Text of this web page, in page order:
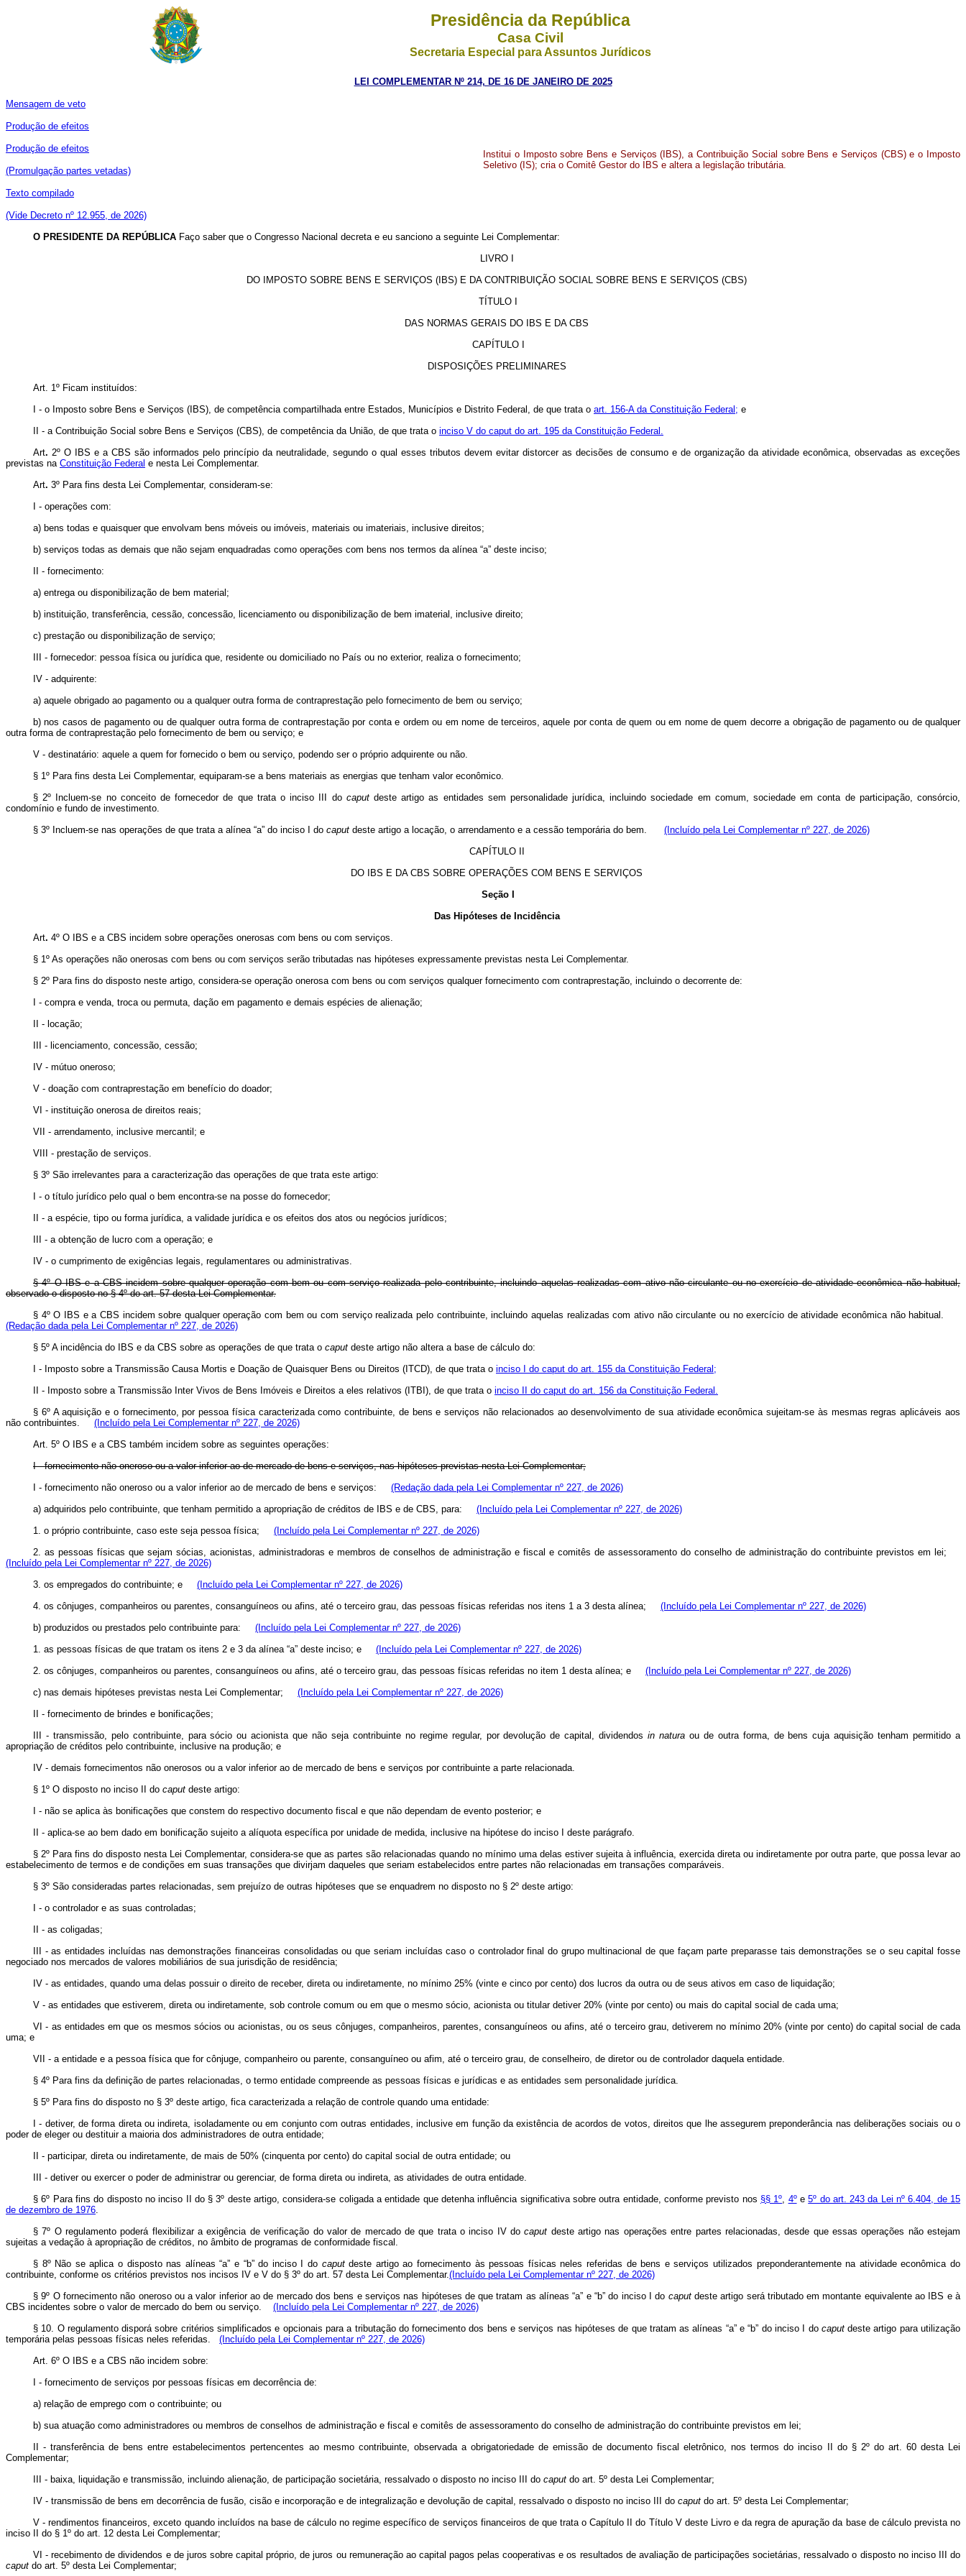
Presidência da República
Casa Civil
Secretaria Especial para Assuntos Jurídicos
LEI COMPLEMENTAR Nº 214, DE 16 DE JANEIRO DE 2025
Mensagem de veto
Produção de efeitos
Produção de efeitos
(Promulgação partes vetadas)
Texto compilado
(Vide Decreto nº 12.955, de 2026)
Institui o Imposto sobre Bens e Serviços (IBS), a Contribuição Social sobre Bens e Serviços (CBS) e o Imposto
Seletivo (IS); cria o Comitê Gestor do IBS e altera a legislação tributária.
O PRESIDENTE DA REPÚBLICA Faço saber que o Congresso Nacional decreta e eu sanciono a seguinte Lei Complementar:
LIVRO I
DO IMPOSTO SOBRE BENS E SERVIÇOS (IBS) E DA CONTRIBUIÇÃO SOCIAL SOBRE BENS E SERVIÇOS (CBS)
TÍTULO I
DAS NORMAS GERAIS DO IBS E DA CBS
CAPÍTULO I
DISPOSIÇÕES PRELIMINARES
Art. 1º Ficam instituídos:
I - o Imposto sobre Bens e Serviços (IBS), de competência compartilhada entre Estados, Municípios e Distrito Federal, de que trata o art. 156-A da Constituição Federal; e
II - a Contribuição Social sobre Bens e Serviços (CBS), de competência da União, de que trata o inciso V do caput do art. 195 da Constituição Federal.
Art. 2º O IBS e a CBS são informados pelo princípio da neutralidade, segundo o qual esses tributos devem evitar distorcer as decisões de consumo e de organização da atividade econômica, observadas as exceções
previstas na Constituição Federal e nesta Lei Complementar.
Art. 3º Para fins desta Lei Complementar, consideram-se:
I - operações com:
a) bens todas e quaisquer que envolvam bens móveis ou imóveis, materiais ou imateriais, inclusive direitos;
b) serviços todas as demais que não sejam enquadradas como operações com bens nos termos da alínea “a” deste inciso;
II - fornecimento:
a) entrega ou disponibilização de bem material;
b) instituição, transferência, cessão, concessão, licenciamento ou disponibilização de bem imaterial, inclusive direito;
c) prestação ou disponibilização de serviço;
III - fornecedor: pessoa física ou jurídica que, residente ou domiciliado no País ou no exterior, realiza o fornecimento;
IV - adquirente:
a) aquele obrigado ao pagamento ou a qualquer outra forma de contraprestação pelo fornecimento de bem ou serviço;
b) nos casos de pagamento ou de qualquer outra forma de contraprestação por conta e ordem ou em nome de terceiros, aquele por conta de quem ou em nome de quem decorre a obrigação de pagamento ou de qualquer
outra forma de contraprestação pelo fornecimento de bem ou serviço; e
V - destinatário: aquele a quem for fornecido o bem ou serviço, podendo ser o próprio adquirente ou não.
§ 1º Para fins desta Lei Complementar, equiparam-se a bens materiais as energias que tenham valor econômico.
§ 2º Incluem-se no conceito de fornecedor de que trata o inciso III do caput deste artigo as entidades sem personalidade jurídica, incluindo sociedade em comum, sociedade em conta de participação, consórcio,
condomínio e fundo de investimento.
§ 3º Incluem-se nas operações de que trata a alínea “a” do inciso I do caput deste artigo a locação, o arrendamento e a cessão temporária do bem. (Incluído pela Lei Complementar nº 227, de 2026)
CAPÍTULO II
DO IBS E DA CBS SOBRE OPERAÇÕES COM BENS E SERVIÇOS
Seção I
Das Hipóteses de Incidência
Art. 4º O IBS e a CBS incidem sobre operações onerosas com bens ou com serviços.
§ 1º As operações não onerosas com bens ou com serviços serão tributadas nas hipóteses expressamente previstas nesta Lei Complementar.
§ 2º Para fins do disposto neste artigo, considera-se operação onerosa com bens ou com serviços qualquer fornecimento com contraprestação, incluindo o decorrente de:
I - compra e venda, troca ou permuta, dação em pagamento e demais espécies de alienação;
II - locação;
III - licenciamento, concessão, cessão;
IV - mútuo oneroso;
V - doação com contraprestação em benefício do doador;
VI - instituição onerosa de direitos reais;
VII - arrendamento, inclusive mercantil; e
VIII - prestação de serviços.
§ 3º São irrelevantes para a caracterização das operações de que trata este artigo:
I - o título jurídico pelo qual o bem encontra-se na posse do fornecedor;
II - a espécie, tipo ou forma jurídica, a validade jurídica e os efeitos dos atos ou negócios jurídicos;
III - a obtenção de lucro com a operação; e
IV - o cumprimento de exigências legais, regulamentares ou administrativas.
§ 4º O IBS e a CBS incidem sobre qualquer operação com bem ou com serviço realizada pelo contribuinte, incluindo aquelas realizadas com ativo não circulante ou no exercício de atividade econômica não habitual,
observado o disposto no § 4º do art. 57 desta Lei Complementar.
§ 4º O IBS e a CBS incidem sobre qualquer operação com bem ou com serviço realizada pelo contribuinte, incluindo aquelas realizadas com ativo não circulante ou no exercício de atividade econômica não habitual.
(Redação dada pela Lei Complementar nº 227, de 2026)
§ 5º A incidência do IBS e da CBS sobre as operações de que trata o caput deste artigo não altera a base de cálculo do:
I - Imposto sobre a Transmissão Causa Mortis e Doação de Quaisquer Bens ou Direitos (ITCD), de que trata o inciso I do caput do art. 155 da Constituição Federal;
II - Imposto sobre a Transmissão Inter Vivos de Bens Imóveis e Direitos a eles relativos (ITBI), de que trata o inciso II do caput do art. 156 da Constituição Federal.
§ 6º A aquisição e o fornecimento, por pessoa física caracterizada como contribuinte, de bens e serviços não relacionados ao desenvolvimento de sua atividade econômica sujeitam-se às mesmas regras aplicáveis aos
não contribuintes.
(Incluído pela Lei Complementar nº 227, de 2026)
Art. 5º O IBS e a CBS também incidem sobre as seguintes operações:
I - fornecimento não oneroso ou a valor inferior ao de mercado de bens e serviços, nas hipóteses previstas nesta Lei Complementar;
I - fornecimento não oneroso ou a valor inferior ao de mercado de bens e serviços: (Redação dada pela Lei Complementar nº 227, de 2026)
a) adquiridos pelo contribuinte, que tenham permitido a apropriação de créditos de IBS e de CBS, para: (Incluído pela Lei Complementar nº 227, de 2026)
1. o próprio contribuinte, caso este seja pessoa física; (Incluído pela Lei Complementar nº 227, de 2026)
2. as pessoas físicas que sejam sócias, acionistas, administradoras e membros de conselhos de administração e fiscal e comitês de assessoramento do conselho de administração do contribuinte previstos em lei;
(Incluído pela Lei Complementar nº 227, de 2026)
3. os empregados do contribuinte; e (Incluído pela Lei Complementar nº 227, de 2026)
4. os cônjuges, companheiros ou parentes, consanguíneos ou afins, até o terceiro grau, das pessoas físicas referidas nos itens 1 a 3 desta alínea; (Incluído pela Lei Complementar nº 227, de 2026)
b) produzidos ou prestados pelo contribuinte para: (Incluído pela Lei Complementar nº 227, de 2026)
1. as pessoas físicas de que tratam os itens 2 e 3 da alínea “a” deste inciso; e (Incluído pela Lei Complementar nº 227, de 2026)
2. os cônjuges, companheiros ou parentes, consanguíneos ou afins, até o terceiro grau, das pessoas físicas referidas no item 1 desta alínea; e (Incluído pela Lei Complementar nº 227, de 2026)
c) nas demais hipóteses previstas nesta Lei Complementar; (Incluído pela Lei Complementar nº 227, de 2026)
II - fornecimento de brindes e bonificações;
III - transmissão, pelo contribuinte, para sócio ou acionista que não seja contribuinte no regime regular, por devolução de capital, dividendosin natura ou de outra forma, de bens cuja aquisição tenham permitido a
apropriação de créditos pelo contribuinte, inclusive na produção; e
IV - demais fornecimentos não onerosos ou a valor inferior ao de mercado de bens e serviços por contribuinte a parte relacionada.
§ 1º O disposto no inciso II do caput deste artigo:
I - não se aplica às bonificações que constem do respectivo documento fiscal e que não dependam de evento posterior; e
II - aplica-se ao bem dado em bonificação sujeito a alíquota específica por unidade de medida, inclusive na hipótese do inciso I deste parágrafo.
§ 2º Para fins do disposto nesta Lei Complementar, considera-se que as partes são relacionadas quando no mínimo uma delas estiver sujeita à influência, exercida direta ou indiretamente por outra parte, que possa levar ao
estabelecimento de termos e de condições em suas transações que divirjam daqueles que seriam estabelecidos entre partes não relacionadas em transações comparáveis.
§ 3º São consideradas partes relacionadas, sem prejuízo de outras hipóteses que se enquadrem no disposto no § 2º deste artigo:
I - o controlador e as suas controladas;
II - as coligadas;
III - as entidades incluídas nas demonstrações financeiras consolidadas ou que seriam incluídas caso o controlador final do grupo multinacional de que façam parte preparasse tais demonstrações se o seu capital fosse
negociado nos mercados de valores mobiliários de sua jurisdição de residência;
IV - as entidades, quando uma delas possuir o direito de receber, direta ou indiretamente, no mínimo 25% (vinte e cinco por cento) dos lucros da outra ou de seus ativos em caso de liquidação;
V - as entidades que estiverem, direta ou indiretamente, sob controle comum ou em que o mesmo sócio, acionista ou titular detiver 20% (vinte por cento) ou mais do capital social de cada uma;
VI - as entidades em que os mesmos sócios ou acionistas, ou os seus cônjuges, companheiros, parentes, consanguíneos ou afins, até o terceiro grau, detiverem no mínimo 20% (vinte por cento) do capital social de cada
uma; e
VII - a entidade e a pessoa física que for cônjuge, companheiro ou parente, consanguíneo ou afim, até o terceiro grau, de conselheiro, de diretor ou de controlador daquela entidade.
§ 4º Para fins da definição de partes relacionadas, o termo entidade compreende as pessoas físicas e jurídicas e as entidades sem personalidade jurídica.
§ 5º Para fins do disposto no § 3º deste artigo, fica caracterizada a relação de controle quando uma entidade:
I - detiver, de forma direta ou indireta, isoladamente ou em conjunto com outras entidades, inclusive em função da existência de acordos de votos, direitos que lhe assegurem preponderância nas deliberações sociais ou o
poder de eleger ou destituir a maioria dos administradores de outra entidade;
II - participar, direta ou indiretamente, de mais de 50% (cinquenta por cento) do capital social de outra entidade; ou
III - detiver ou exercer o poder de administrar ou gerenciar, de forma direta ou indireta, as atividades de outra entidade.
§ 6º Para fins do disposto no inciso II do § 3º deste artigo, considera-se coligada a entidade que detenha influência significativa sobre outra entidade, conforme previsto nos §§ 1º, 4ºe5º do art. 243 da Lei nº 6.404, de 15
de dezembro de 1976.
§ 7º O regulamento poderá flexibilizar a exigência de verificação do valor de mercado de que trata o inciso IV docaput deste artigo nas operações entre partes relacionadas, desde que essas operações não estejam
sujeitas a vedação à apropriação de créditos, no âmbito de programas de conformidade fiscal.
§ 8º Não se aplica o disposto nas alíneas “a” e “b” do inciso I do caputdeste artigo ao fornecimento às pessoas físicas neles referidas de bens e serviços utilizados preponderantemente na atividade econômica do
contribuinte, conforme os critérios previstos nos incisos IV e V do § 3º do art. 57 desta Lei Complementar.(Incluído pela Lei Complementar nº 227, de 2026)
§ 9º O fornecimento não oneroso ou a valor inferior ao de mercado dos bens e serviços nas hipóteses de que tratam as alíneas “a” e “b” do inciso I do caputdeste artigo será tributado em montante equivalente ao IBS e à
CBS incidentes sobre o valor de mercado do bem ou serviço. (Incluído pela Lei Complementar nº 227, de 2026)
§ 10. O regulamento disporá sobre critérios simplificados e opcionais para a tributação do fornecimento dos bens e serviços nas hipóteses de que tratam as alíneas “a” e “b” do inciso I do caputdeste artigo para utilização
temporária pelas pessoas físicas neles referidas. (Incluído pela Lei Complementar nº 227, de 2026)
Art. 6º O IBS e a CBS não incidem sobre:
I - fornecimento de serviços por pessoas físicas em decorrência de:
a) relação de emprego com o contribuinte; ou
b) sua atuação como administradores ou membros de conselhos de administração e fiscal e comitês de assessoramento do conselho de administração do contribuinte previstos em lei;
II - transferência de bens entre estabelecimentos pertencentes ao mesmo contribuinte, observada a obrigatoriedade de emissão de documento fiscal eletrônico, nos termos do inciso II do § 2º do art. 60 desta Lei
Complementar;
III - baixa, liquidação e transmissão, incluindo alienação, de participação societária, ressalvado o disposto no inciso III do caput do art. 5º desta Lei Complementar;
IV - transmissão de bens em decorrência de fusão, cisão e incorporação e de integralização e devolução de capital, ressalvado o disposto no inciso III do caput do art. 5º desta Lei Complementar;
V - rendimentos financeiros, exceto quando incluídos na base de cálculo no regime específico de serviços financeiros de que trata o Capítulo II do Título V deste Livro e da regra de apuração da base de cálculo prevista no
inciso II do § 1º do art. 12 desta Lei Complementar;
VI - recebimento de dividendos e de juros sobre capital próprio, de juros ou remuneração ao capital pagos pelas cooperativas e os resultados de avaliação de participações societárias, ressalvado o disposto no inciso III do
caput do art. 5º desta Lei Complementar;